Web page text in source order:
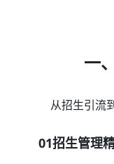
一
从招生引流
01招生管理